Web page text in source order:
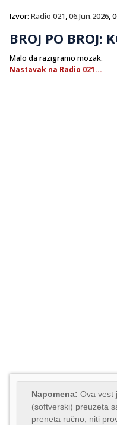
Izvor: Radio 021,06.Jun.2026,
BROJ PO BROJ:
Malo da razigramo mozak.
Nastavak na Radio 021...
Napomena: Ova vest
(softverski) preuzeta
preneta ručno, niti